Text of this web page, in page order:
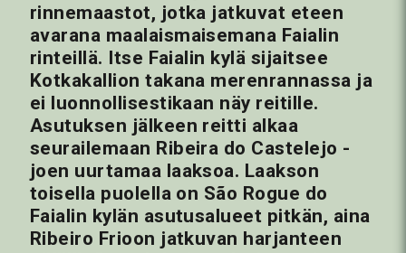
rinnemaastot, jotka jatkuvat eteen
avarana maalaismaisemana Faialin
rinteillä. Itse Faialin kylä sijaitsee
Kotkakallion takana merenrannassa ja
ei luonnollisestikaan näy reitille.
Asutuksen jälkeen reitti alkaa
seurailemaan Ribeira do Castelejo -
joen uurtamaa laaksoa. Laakson
toisella puolella on São Rogue do
Faialin kylän asutusalueet pitkän, aina
Ribeiro Frioon jatkuvan harjanteen